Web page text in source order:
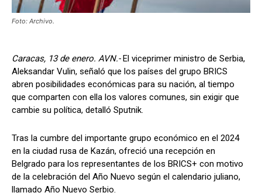
Foto: Archivo.
Caracas, 13 de enero. AVN.-El viceprimer ministro de Serbia,
Aleksandar Vulin, señaló que los países del grupo BRICS
abren posibilidades económicas para su nación, al tiempo
que comparten con ella los valores comunes, sin exigir que
cambie su política, detalló Sputnik.
Tras la cumbre del importante grupo económico en el 2024
en la ciudad rusa de Kazán, ofreció una recepción en
Belgrado para los representantes de los BRICS+ con motivo
de la celebración del Año Nuevo según el calendario juliano,
llamado Año Nuevo Serbio.